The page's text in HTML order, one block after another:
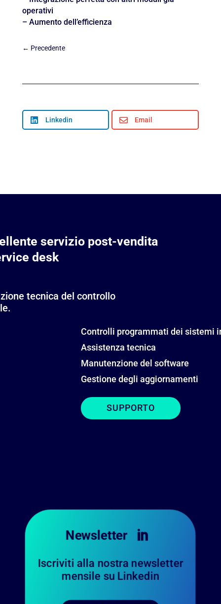
operativi
– Aumento dell’efficienza
← Precedente
 Linkedin  Email
servizio post-vendita
desk
tecnica del controllo
Controlli programmati dei sistemi
Assistenza tecnica
Manutenzione del software
Gestione degli aggiornamenti
SUPPORTO

Newsletter
Iscriviti alla nostra newsletter
mensile su Linkedin